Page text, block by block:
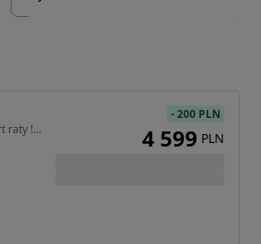
50 cm3 • 5 KM • SKUTER 50cc 4T LED NOWY transport raty ! okazja ! WYPRZEDAŻ ROCZNIKA
-200 PLN
4 599 PLN